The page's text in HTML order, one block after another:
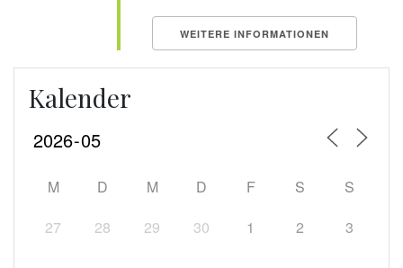
WEITERE INFORMATIONEN
Kalender
M D M D F S
S
27
28 29 30 1 2 3